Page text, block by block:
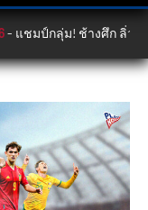
กลุ่ม! ช้างศึก ลิ่วตัดเชือก